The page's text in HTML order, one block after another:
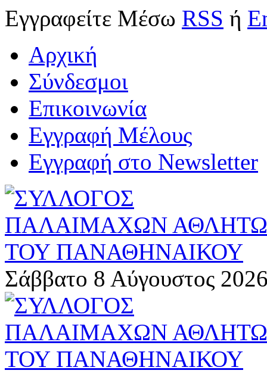
Εγγραφείτε Μέσω RSS ή
Αρχική
Σύνδεσμοι
Επικοινωνία
Εγγραφή Μέλους
Εγγραφή στο Newsletter
Σάββατο 8 Αύγουστος